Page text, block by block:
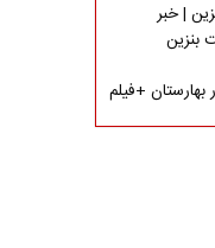
| خبر
بنزین
+فیلم